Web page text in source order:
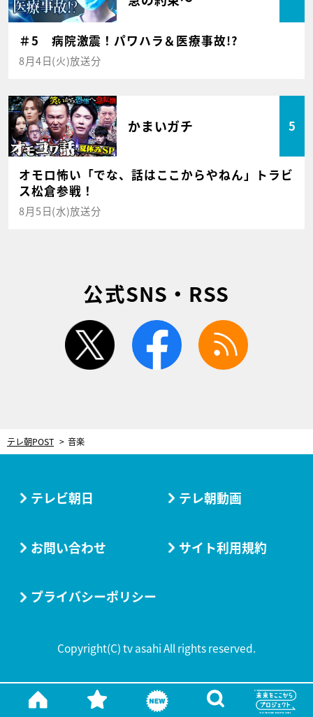
＃5 病院激震！パワハラ＆医療事故!?
8月4日(火)放送分
かまいガチ 5
オモロ怖い「でな、話はここからやねん」トラビ
ス松倉参戦！
8月5日(水)放送分
公式SNS・RSS
twitter facebook
テレ朝POST 音楽
テレビ朝日 テレ朝動画
お問い合わせ サイト利用規約
プライバシーポリシー
Copyright(C) tv asahi All rights reserved.